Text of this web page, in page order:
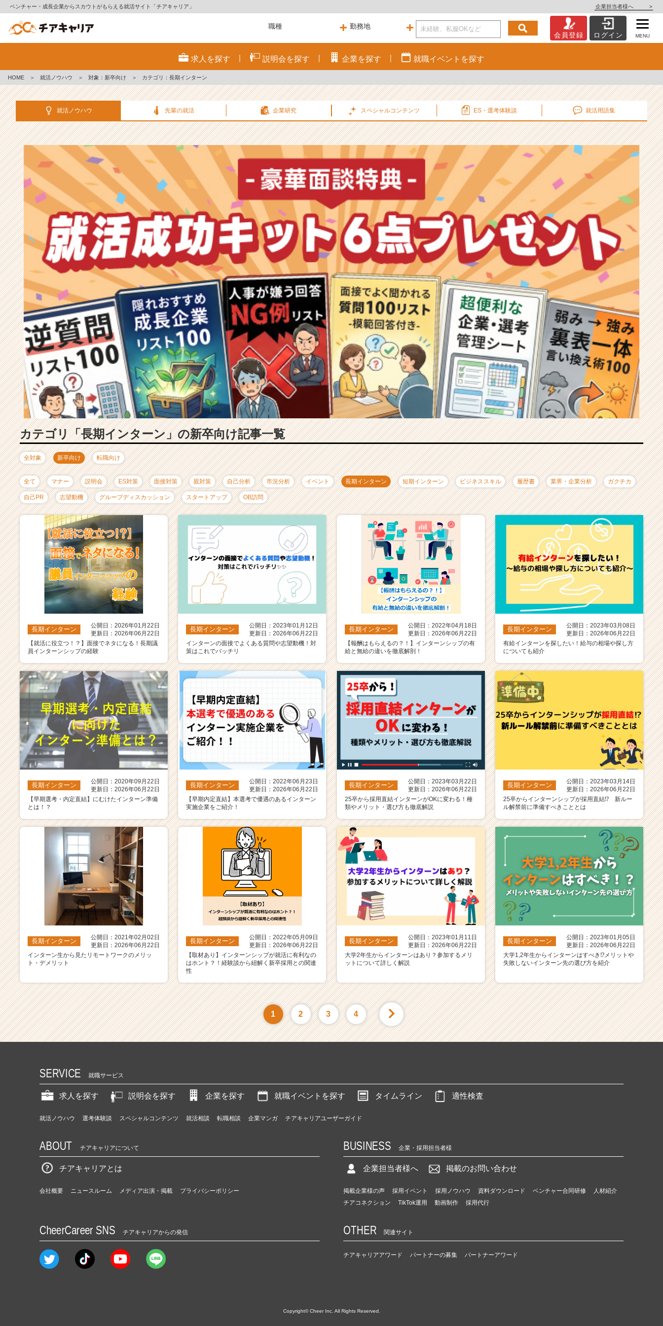
ベンチャー・成長企業からスカウトがもらえる就活サイト「チアキャリア」 企業担当者様へ >
策・
就
ノ
ハ
記
事
|
ベ
ン
チ
ー・
成
長
企
業
か
ら
カ
ウ
ト
が
届
く
就
サ
イ
ト
チ
キ
ャ
リ
ア
（C
h
e
e
r
C
a
r
e
e
r）
会員登録 ログイン MENU
求人を探す 説明会を探す 企業を探す 就職イベント を探す
HOME ＞ 就活ノウハウ ＞ 対象：新卒向け ＞ カテゴリ：長期インターン
就活ノウハウ 先輩の就活 企業研究 スペシャルコンテンツ ES・選考体験談 就活用語集
カテゴリ「長期インターン」の新卒向け記事一覧
全対象 新卒向け 転職向け
全て マナー 説明会 ES対策 面接対策 親対策 自己分析 市況分析 イベント 長期インターン 短期インターン ビジネススキル 履歴書 業界・企業分析 ガクチカ
自己PR 志望動機 グループディスカッション スタートアップ OB訪問
長期インターン
公開日：2026年01月22日
更新日：2026年06月22日
【就活に役立つ！？】面接でネタになる！長期議
員インターンシップの経験
長期インターン
公開日：2023年01月12日
更新日：2026年06月22日
インターンの面接でよくある質問や志望動機！対
策はこれでバッチリ
長期インターン
公開日：2022年04月18日
更新日：2026年06月22日
【報酬はもらえるの？！】インターンシップの有
給と無給の違いを徹底解剖！
長期インターン
公開日：2023年03月08日
更新日：2026年06月22日
有給インターンを探したい！給与の相場や探し方
についても紹介
長期インターン
公開日：2020年09月22日
更新日：2026年06月22日
【早期選考・内定直結】にむけたインターン準備
とは！？
長期インターン
公開日：2022年06月23日
更新日：2026年06月22日
【早期内定直結】本選考で優遇のあるインターン
実施企業をご紹介！
長期インターン
公開日：2023年03月22日
更新日：2026年06月22日
25卒から採用直結インターンがOKに変わる！種
類やメリット・選び方も徹底解説
長期インターン
公開日：2023年03月14日
更新日：2026年06月22日
25卒からインターンシップが採用直結⁉ 新ルー
ル解禁前に準備すべきこととは
長期インターン
公開日：2021年02月02日
更新日：2026年06月22日
インターン生から見たリモートワークのメリッ
ト・デメリット
長期インターン
公開日：2022年05月09日
更新日：2026年06月22日
【取材あり】インターンシップが就活に有利なの
はホント？！経験談から紐解く新卒採用との関連
性
長期インターン
公開日：2023年01月11日
更新日：2026年06月22日
大学2年生からインターンはあり？参加するメリ
ットについて詳しく解説
長期インターン
公開日：2023年01月05日
更新日：2026年06月22日
大学1,2年生からインターンはすべき⁉️メリットや
失敗しないインターン先の選び方を紹介
1 2 3 4
SERVICE 就職サービス
求人を探す 説明会を探す 企業を探す 就職イベントを探す タイムライン 適性検査
就活ノウハウ 選考体験談 スペシャルコンテンツ 就活相談 転職相談 企業マンガ チアキャリアユーザーガイド
ABOUT チアキャリアについて
チアキャリアとは
会社概要 ニュースルーム メディア出演・掲載 プライバシーポリシー
BUSINESS 企業・採用担当者様
企業担当者様へ 掲載のお問い合わせ
掲載企業様の声 採用イベント 採用ノウハウ 資料ダウンロード ベンチャー合同研修
人材紹介
チアコネクション
TikTok運用 動画制作 採用代行
CheerCareer SNS チアキャリアからの発信 OTHER 関連サイト
チアキャリアアワード パートナーの募集 パートナーアワード
Copyright© Cheer Inc. All Rights Reserved.